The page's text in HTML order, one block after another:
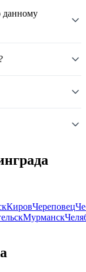
данному
КировЧереповец
Мурманск